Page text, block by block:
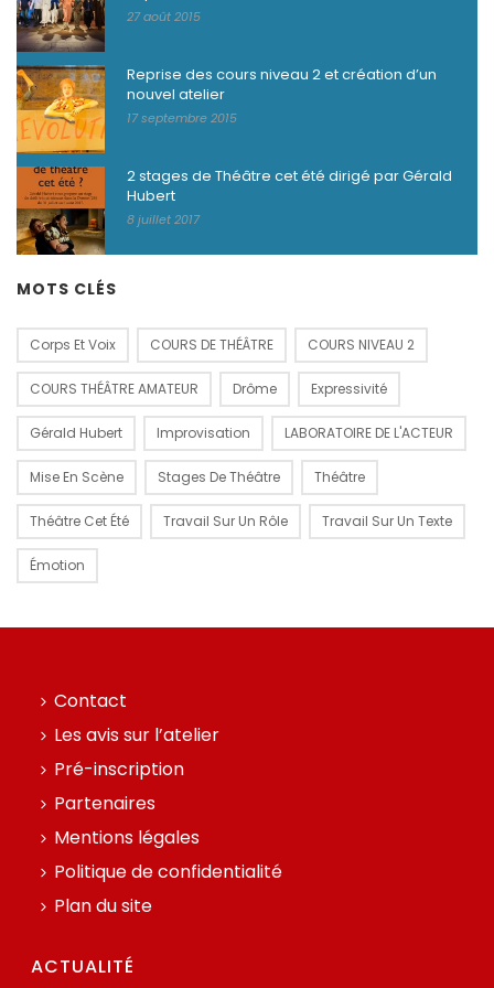
27 août 2015
Reprise des cours niveau 2 et création d’un
nouvel atelier
17 septembre 2015
2 stages de Théâtre cet été dirigé par Gérald
Hubert
8 juillet 2017
MOTS CLÉS
Corps Et Voix COURS DE THÉÂTRE COURS NIVEAU 2
COURS THÉÂTRE AMATEUR Drôme Expressivité
Gérald Hubert Improvisation LABORATOIRE DE L'ACTEUR
Mise En Scène Stages De Théâtre Théâtre
Théâtre Cet Été Travail Sur Un Rôle Travail Sur Un Texte
Émotion
Contact
Les avis sur l’atelier
Pré-inscription
Partenaires
Mentions légales
Politique de confidentialité
Plan du site
ACTUALITÉ